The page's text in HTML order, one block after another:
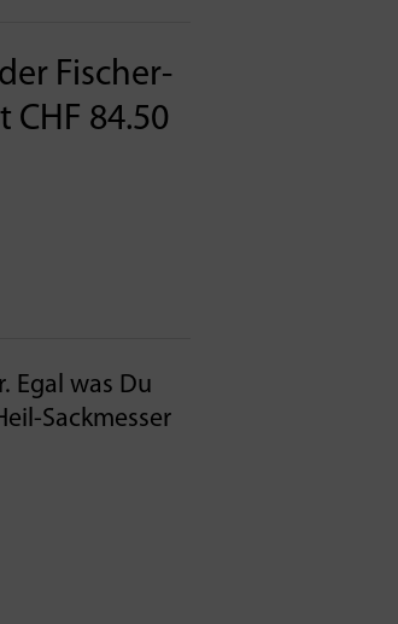
Fischer-
CHF 84.50
Egal was Du
Sackmesser